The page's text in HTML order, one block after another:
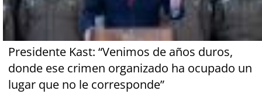
Presidente Kast: “Venimos de años duros,
donde ese crimen organizado ha ocupado un
lugar que no le corresponde”